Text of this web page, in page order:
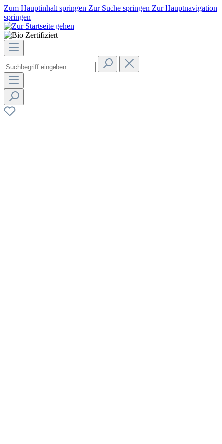
Zum Hauptinhalt springen Zur Suche springen Zur Hauptnavigation
springen